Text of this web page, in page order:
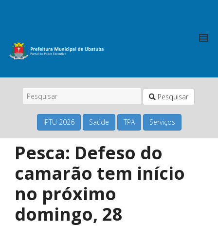
Pesquisar
IPTU 2026 Saúde TPA Serviços
Pesca: Defeso do
camarão tem início
no próximo
domingo, 28